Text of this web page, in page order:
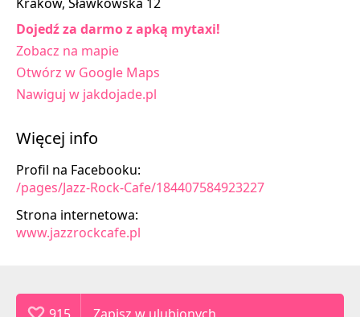
Dojedź za darmo z apką mytaxi!
Zobacz na mapie
Otwórz w Google Maps
Nawiguj w jakdojade.pl
Więcej info
Profil na Facebooku:
/pages/Jazz-Rock-Cafe/184407584923227
Strona internetowa:
www.jazzrockcafe.pl